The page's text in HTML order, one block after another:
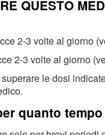
QUESTO
2-3 volte al giorno
2-3 volte al giorno
le dosi
quanto tempo